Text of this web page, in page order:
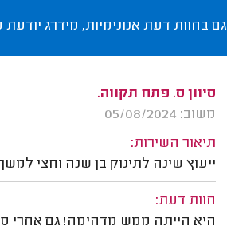
גם בחוות דעת אנונימיות, מידרג
סיוון ס. פתח תקווה.
משוב: 05/08/2024
תיאור השירות:
ייעוץ שינה לתינוק בן שנה וחצי
חוות דעת:
היא הייתה ממש מדהימה! גם אחרי